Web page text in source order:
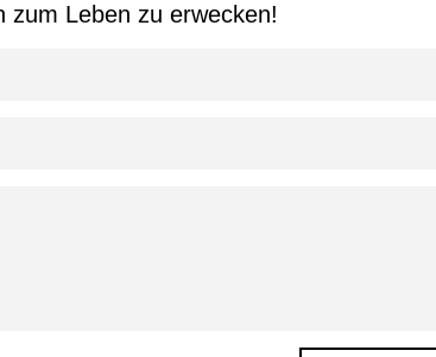
zum Leben zu erwecken!